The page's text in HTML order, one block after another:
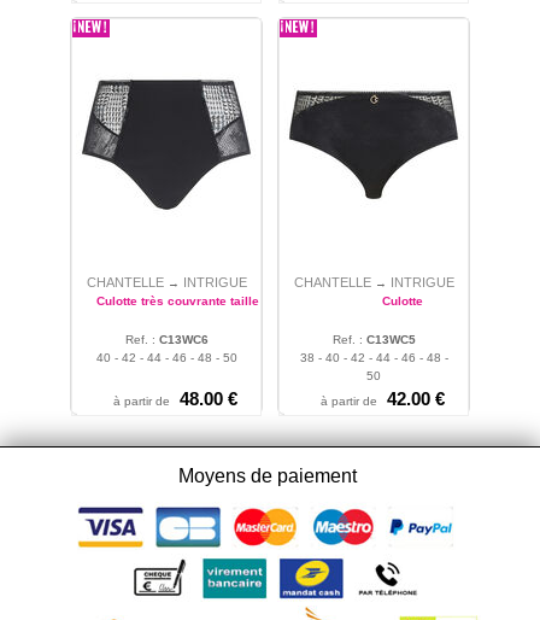
CHANTELLE → INTRIGUE
Culotte très couvrante taille haute
Ref. : C13WC6
40 - 42 - 44 - 46 - 48 - 50
à partir de 48.00 €
CHANTELLE → INTRIGUE
Culotte
Ref. : C13WC5
38 - 40 - 42 - 44 - 46 - 48 -
50
à partir de
42.00 €
Moyens de paiement